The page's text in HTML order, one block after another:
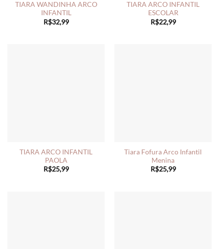
TIARA WANDINHA ARCO
INFANTIL
R$32,99
TIARA ARCO INFANTIL
ESCOLAR
R$22,99
TIARA ARCO INFANTIL
PAOLA
R$25,99
Tiara Fofura Arco Infantil
Menina
R$25,99